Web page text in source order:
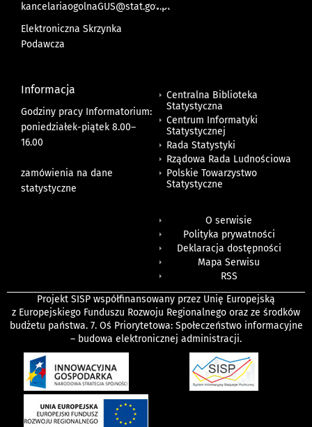
kancelariaogolnaGUS@stat.gov.pl
Elektroniczna Skrzynka
Podawcza
Informacja
Godziny pracy Informatorium:
poniedziałek-piątek 8.00–
16.00
zamówienia na dane
statystyczne
Centralna Biblioteka
Statystyczna
Centrum Informatyki
Statystycznej
Rada Statystyki
Rządowa Rada Ludnościowa
Polskie Towarzystwo
Statystyczne
O serwisie
Polityka prywatności
Deklaracja dostępności
Mapa Serwisu
RSS
Projekt SISP współfinansowany przez Unię Europejską
z Europejskiego Funduszu Rozwoju Regionalnego oraz ze środków
budżetu państwa. 7. Oś Priorytetowa: Społeczeństwo informacyjne
– budowa elektronicznej administracji.